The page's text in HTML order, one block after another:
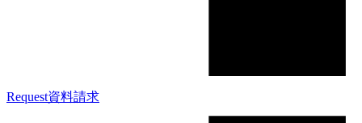
Request資料請求